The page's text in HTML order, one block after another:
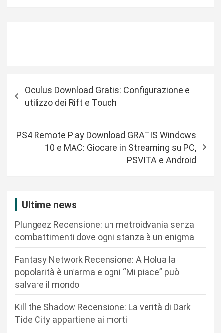
z
Oculus Download Gratis: Configurazione e
utilizzo dei Rift e Touch
PS4 Remote Play Download GRATIS Windows
10 e MAC: Giocare in Streaming su PC,
PSVITA e Android
Ultime news
Plungeez Recensione: un metroidvania senza
combattimenti dove ogni stanza è un enigma
Fantasy Network Recensione: A Holua la
popolarità è un’arma e ogni “Mi piace” può
salvare il mondo
Kill the Shadow Recensione: La verità di Dark
Tide City appartiene ai morti